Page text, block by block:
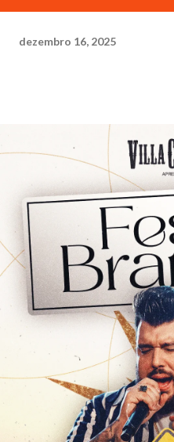
dezembro 16, 2025